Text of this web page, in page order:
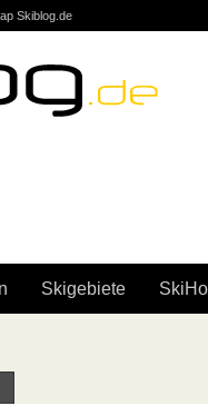
Skiblog.de
Skigebiete